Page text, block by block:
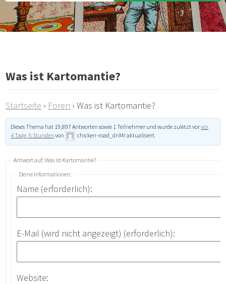
Was ist Kartomantie?
Startseite › Foren › Was ist Kartomantie?
Dieses Thema hat 19,897 Antworten sowie 1 Teilnehmer und wurde zuletzt vorvor
4 Tage, 5 Stunden von chicken-road_dnMraktualisiert.
Antwort auf: Was ist Kartomantie?
Deine Informationen:
Name (erforderlich):
E-Mail (wird nicht angezeigt) (erforderlich):
Website: